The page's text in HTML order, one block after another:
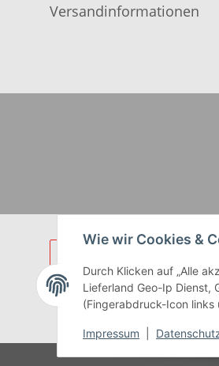
Versandinformationen
Wie wir Cookies &
Durch Klicken auf „Alle
Lieferland Geo-Ip Dienst,
(Fingerabdruck-Icon links
Impressum